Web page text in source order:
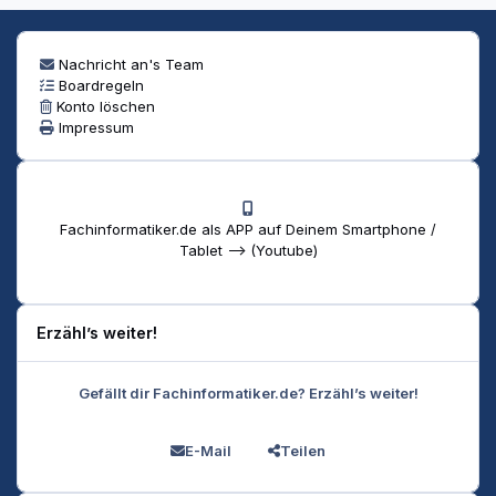
Nachricht an's Team
Boardregeln
Konto löschen
Impressum
Fachinformatiker.de als APP auf Deinem Smartphone /
Tablet --> (Youtube)
Erzähl’s weiter!
Gefällt dir Fachinformatiker.de? Erzähl’s weiter!
E-Mail Teilen